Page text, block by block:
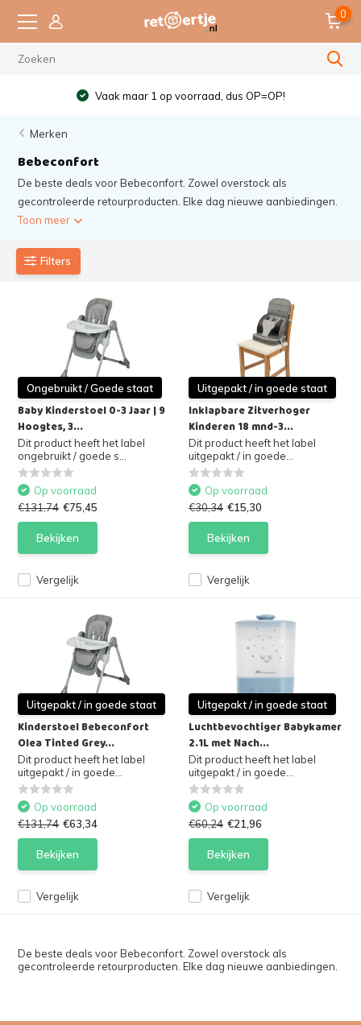
0
Vaak maar 1 op voorraad, dus OP=OP!
Merken
Bebeconfort
De beste deals voor Bebeconfort. Zowel overstock als
gecontroleerde retourproducten. Elke dag nieuwe aanbiedingen.
Toon meer
Filters
Ongebruikt / Goede staat
Baby Kinderstoel 0-3 Jaar | 9
Hoogtes, 3...
Dit product heeft het label
ongebruikt / goede s...
Vergelijk
Op voorraad
€131,74 €75,45
Bekijken
Uitgepakt / in goede staat
Inklapbare Zitverhoger
Kinderen 18 mnd-3...
Dit product heeft het label
uitgepakt / in goede...
Vergelijk
Op voorraad
€30,34 €15,30
Bekijken
Uitgepakt / in goede staat
Kinderstoel Bebeconfort
Olea Tinted Grey...
Dit product heeft het label
uitgepakt / in goede...
Vergelijk
Op voorraad
€131,74 €63,34
Bekijken
Uitgepakt / in goede staat
Luchtbevochtiger Babykamer
2.1L met Nach...
Dit product heeft het label
uitgepakt / in goede...
Vergelijk
Op voorraad
€60,24 €21,96
Bekijken
De beste deals voor Bebeconfort. Zowel overstock als
gecontroleerde retourproducten. Elke dag nieuwe aanbiedingen.